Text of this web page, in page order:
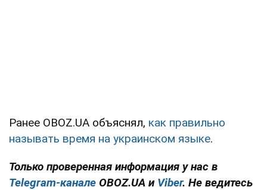
Ранее OBOZ.UA объяснял, как правильно
называть время на украинском языке.
Только проверенная информация у нас в
Telegram-канале OBOZ.UA и Viber. Не ведитесь